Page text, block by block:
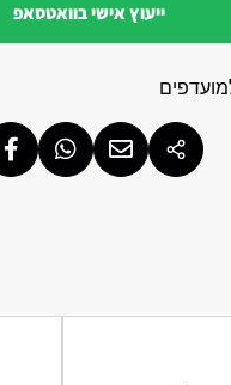
ייעוץ אישי בוואטסאפ